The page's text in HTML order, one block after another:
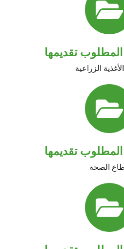
تقديمها
الزراعية
تقديمها
الصحة